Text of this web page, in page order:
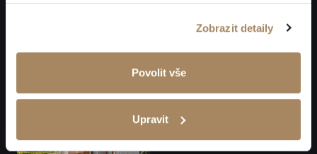
Zobrazit detaily
Povolit vše
Upravit